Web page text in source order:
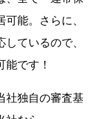
能。さらに、
ているので、
です！
社独自の審査基